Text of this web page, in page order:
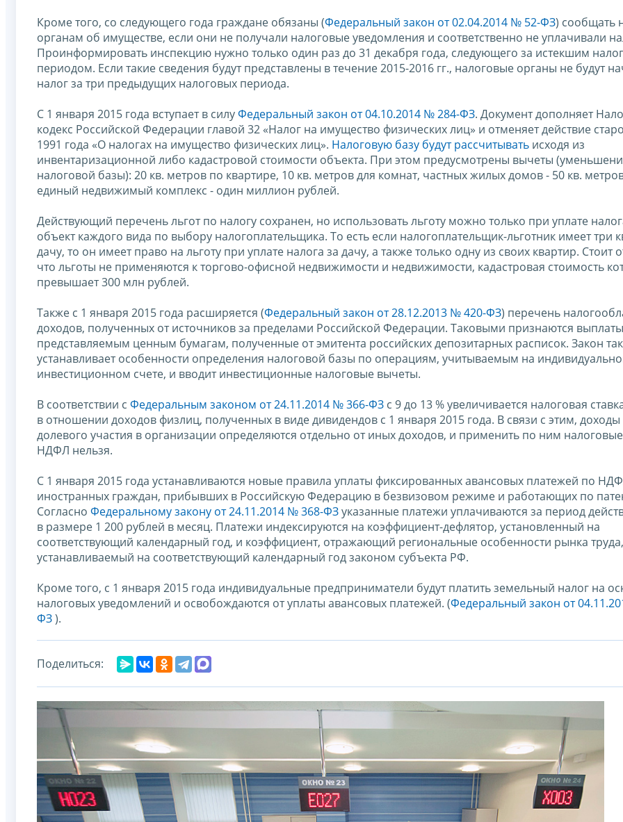
Кроме того, со следующего года граждане обязаны (Федеральный закон от 02.04.2014 № 52-ФЗ) сообщать
органам об имуществе, если они не получали налоговые уведомления и соответственно не уплачивали
Проинформировать инспекцию нужно только один раз до 31 декабря года, следующего за истекшим
периодом. Если такие сведения будут представлены в течение 2015-2016 гг., налоговые органы не будут
налог за три предыдущих налоговых периода.
С 1 января 2015 года вступает в силуФедеральный закон от 04.10.2014 № 284-ФЗ. Документ дополняет
кодекс Российской Федерации главой 32 «Налог на имущество физических лиц» и отменяет действие
1991 года «О налогах на имущество физических лиц». Налоговую базу будут рассчитывать исходя из
инвентаризационной либо кадастровой стоимости объекта. При этом предусмотрены вычеты
налоговой базы): 20 кв. метров по квартире, 10 кв. метров для комнат, частных жилых домов - 50 кв.
единый недвижимый комплекс - один миллион рублей.
Действующий перечень льгот по налогу сохранен, но использовать льготу можно только при уплате
объект каждого вида по выбору налогоплательщика. То есть если налогоплательщик-льготник имеет три
дачу, то он имеет право на льготу при уплате налога за дачу, а также только одну из своих квартир. Стоит
что льготы не применяются к торгово-офисной недвижимости и недвижимости, кадастровая стоимость
превышает 300 млн рублей.
Также с 1 января 2015 года расширяется (Федеральный закон от 28.12.2013 № 420-ФЗ) перечень
доходов, полученных от источников за пределами Российской Федерации. Таковыми признаются
представляемым ценным бумагам, полученные от эмитента российских депозитарных расписок. Закон
устанавливает особенности определения налоговой базы по операциям, учитываемым на
инвестиционном счете, и вводит инвестиционные налоговые вычеты.
В соответствии с Федеральным законом от 24.11.2014 № 366-ФЗ с 9 до 13 % увеличивается налоговая
в отношении доходов физлиц, полученных в виде дивидендов с 1 января 2015 года. В связи с этим, доходы
долевого участия в организации определяются отдельно от иных доходов, и применить по ним
НДФЛ нельзя.
С 1 января 2015 года устанавливаются новые правила уплаты фиксированных авансовых платежей по
иностранных граждан, прибывших в Российскую Федерацию в безвизовом режиме и работающих по
Согласно Федеральному закону от 24.11.2014 № 368-ФЗуказанные платежи уплачиваются за период
в размере 1 200 рублей в месяц. Платежи индексируются на коэффициент-дефлятор, установленный на
соответствующий календарный год, и коэффициент, отражающий региональные особенности рынка труда,
устанавливаемый на соответствующий календарный год законом субъекта РФ.
Кроме того, с 1 января 2015 года индивидуальные предприниматели будут платить земельный налог на
налоговых уведомлений и освобождаются от уплаты авансовых платежей. (Федеральный закон от
ФЗ).
Поделиться: